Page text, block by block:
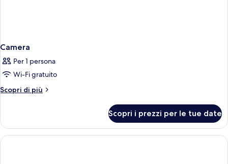
Camera
Per 1 persona
Wi-Fi gratuito
Scopri di più
Altri
Scopri i prezzi per le tue date